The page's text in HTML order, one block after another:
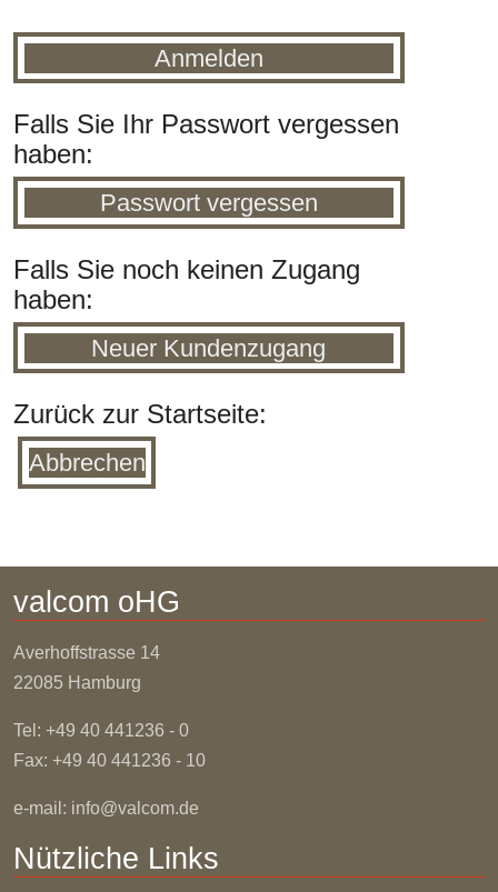
Falls Sie Ihr Passwort vergessen
haben:
Falls Sie noch keinen Zugang
haben:
Zurück zur Startseite:
Abbrechen
valcom oHG
Averhoffstrasse 14
22085 Hamburg
Tel: +49 40 441236 - 0
Fax: +49 40 441236 - 10
e-mail: info@valcom.de
Nützliche Links